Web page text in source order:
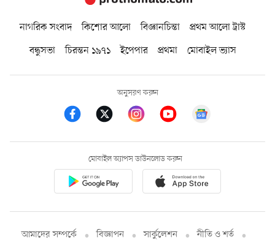
নাগরিক সংবাদ কিশোর আলো বিজ্ঞানচিন্তা
প্রথম আলো ট্রাস্ট
বন্ধুসভা
চিরন্তন ১৯৭১ ইপেপার প্রথমা মোবাইল ভ্যাস
অনুসরণ করুন
মোবাইল অ্যাপস ডাউনলোড করুন
আমাদের সম্পর্কে বিজ্ঞাপন সার্কুলেশন নীতি ও শর্ত